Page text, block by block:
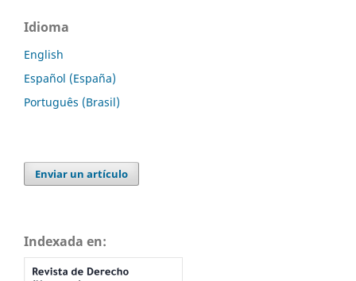
Idioma
English
Español (España)
Português (Brasil)
Enviar un artículo
Indexada en: